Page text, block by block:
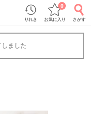
りれき お気に入り
0
さがす
ました